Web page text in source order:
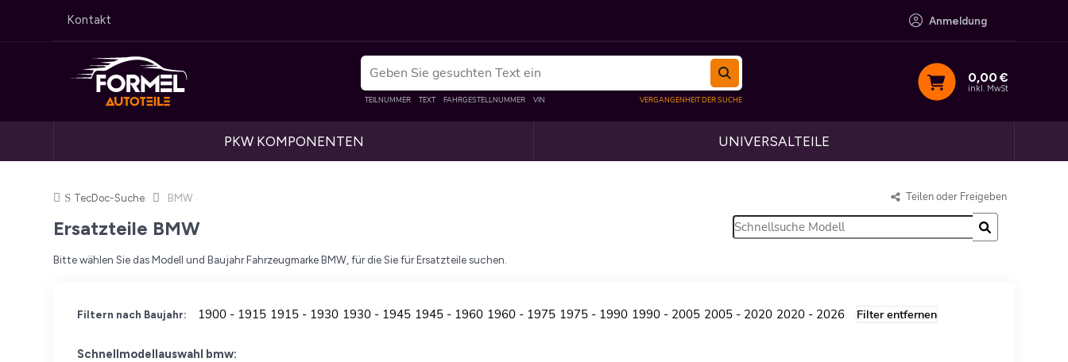
Kontakt Anmeldung
0,00€
inkl. MwSt
PKW KOMPONENTEN UNIVERSALTEILE
Startseite
TecDoc-Suche BMW
Ersatzteile BMW
Bitte wählen Sie das Modell und Baujahr Fahrzeugmarke BMW, für die Sie für Ersatzteile suchen.
Filtern nach Baujahr:
Schnellmodellauswahl bmw: